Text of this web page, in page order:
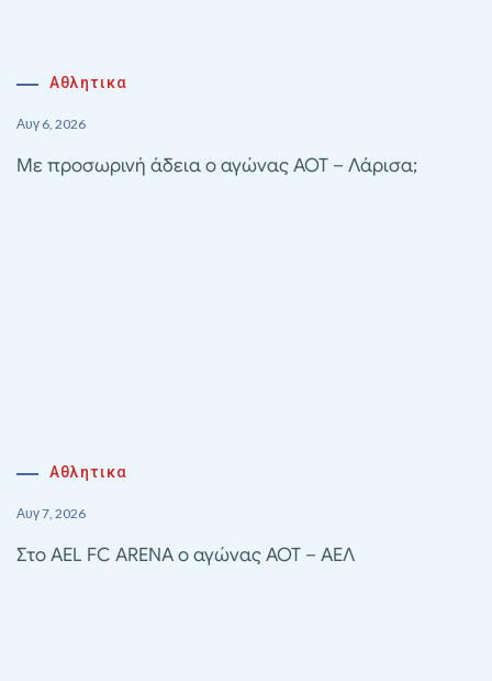
Αθλητικα
Αυγ 6, 2026
Με προσωρινή άδεια ο αγώνας ΑΟΤ – Λάρισα;
Αθλητικα
Αυγ 7, 2026
Στο AEL FC ARENA ο αγώνας ΑΟΤ – ΑΕΛ